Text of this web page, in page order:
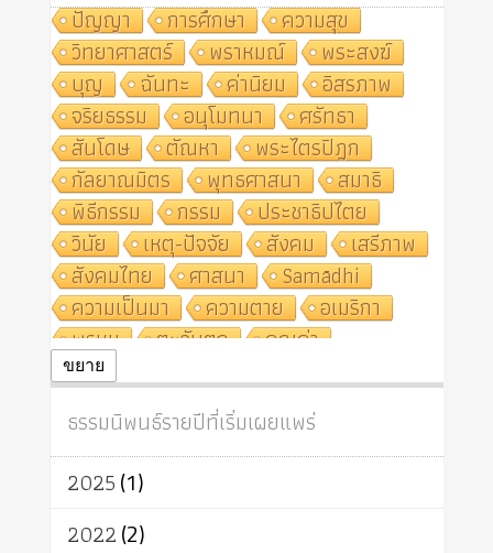
ปัญญา
การศึกษา
ความสุข
วิทยาศาสตร์
พราหมณ์
พระสงฆ์
บุญ
ฉันทะ ค่านิยม
อิสรภาพ
จริยธรรม
อนุโมทนา
ศรัทธา
สันโดษ
ตัณหา
พระไตรปิฎก
กัลยาณมิตร
พุทธศาสนา
สมาธิ
พิธีกรรม
กรรม
ประชาธิปไตย
วินัย
เหตุ-ปัจจัย สังคม
เสรีภาพ
สังคมไทย
ศาสนา
Samādhi
ความเป็นมา
ความตาย
อเมริกา
พรหม
ตะวันตก
คุณค่า
ปฏิจจสมุปบาท
ศาสนาประจำชาติ
อินเดีย
ผู้บริโภค
ธรรมาธิปไตย
จักร
การแยกรัฐกับศาสนา
ธรรมชาติ
เทคโนโลยี
สิทธิ
พุทธบริษัท
ขยาย
ธรรมนิพนธ์รายปีที่เริ่มเผยแพร่
2025(1)
2022(2)